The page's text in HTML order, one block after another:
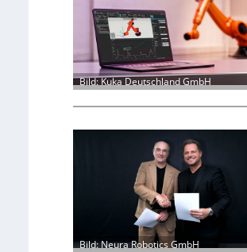
Bild: Kuka Deutschland GmbH
Bild: Neura Robotics GmbH